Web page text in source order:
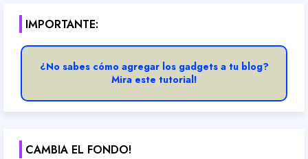
IMPORTANTE:
¿No sabes cómo agregar los gadgets a tu blog?
Mira este tutorial!
CAMBIA EL FONDO!